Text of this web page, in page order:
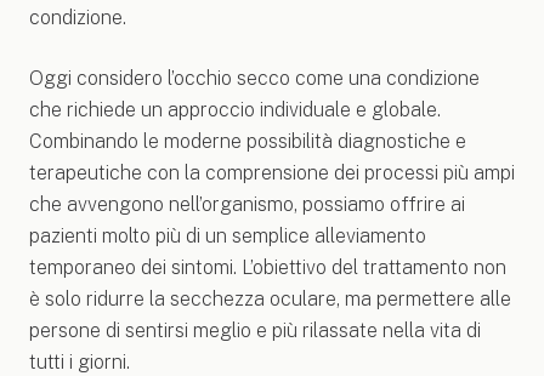
condizione.
Oggi considero l’occhio secco come una condizione
che richiede un approccio individuale e globale.
Combinando le moderne possibilità diagnostiche e
terapeutiche con la comprensione dei processi più ampi
che avvengono nell’organismo, possiamo offrire ai
pazienti molto più di un semplice alleviamento
temporaneo dei sintomi. L’obiettivo del trattamento non
è solo ridurre la secchezza oculare, ma permettere alle
persone di sentirsi meglio e più rilassate nella vita di
tutti i giorni.